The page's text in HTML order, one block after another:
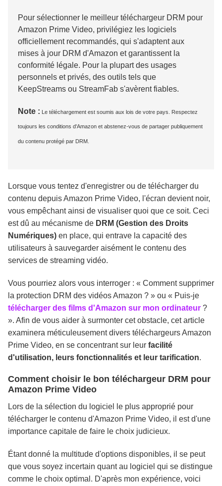
sauvegarder des vidéos Amazon Prime ?
Conclusion
Foire aux questions
Pour sélectionner le meilleur téléchargeur DRM pour
Amazon Prime Video, privilégiez les logiciels
officiellement recommandés, qui s'adaptent aux
mises à jour DRM d'Amazon et garantissent la
conformité légale. Pour la plupart des usages
personnels et privés, des outils tels que
KeepStreams ou StreamFab s'avèrent fiables.
Note : Le téléchargement est soumis aux lois de votre pays. Respectez
toujours les conditions d'Amazon et abstenez-vous de partager publiquement
du contenu protégé par DRM.
Lorsque vous tentez d'enregistrer ou de télécharger du
contenu depuis Amazon Prime Video, l'écran devient noir,
vous empêchant ainsi de visualiser quoi que ce soit. Ceci
est dû au mécanisme de DRM (Gestion des Droits
Numériques) en place, qui entrave la capacité des
utilisateurs à sauvegarder aisément le contenu des
services de streaming vidéo.
Vous pourriez alors vous interroger : « Comment supprimer
la protection DRM des vidéos Amazon ? » ou « Puis-je
télécharger des films d'Amazon sur mon ordinateur ?
». Afin de vous aider à surmonter cet obstacle, cet article
examinera méticuleusement divers téléchargeurs Amazon
Prime Video, en se concentrant sur leur facilité
d'utilisation, leurs fonctionnalités et leur tarification.
Comment choisir le bon téléchargeur DRM pour
Amazon Prime Video
Lors de la sélection du logiciel le plus approprié pour
télécharger le contenu d'Amazon Prime Video, il est d'une
importance capitale de faire le choix judicieux.
Étant donné la multitude d'options disponibles, il se peut
que vous soyez incertain quant au logiciel qui se distingue
comme le choix optimal. D'après mon expérience, voici